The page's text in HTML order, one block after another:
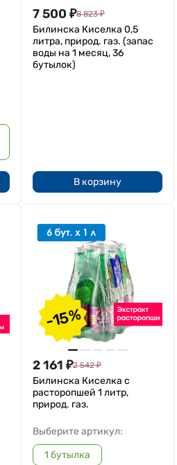
7 500 ₽8 823 ₽
Билинска Киселка 0,5
литра, природ. газ. (запас
воды на 1 месяц, 36
бутылок)
В корзину
-15%
2 161 ₽2 542 ₽
Билинска Киселка с
расторопшей 1 литр,
природ. газ.
Выберите артикул:
1 бутылка